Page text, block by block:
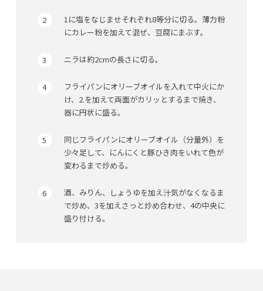
1に塩をなじませそれぞれ8等分に切る。薄力粉
にカレー粉を加えて混ぜ、豆腐にまぶす。
ニラは約2cmの長さに切る。
フライパンにオリーブオイルを入れて中火にか
け、2.を加えて両面がカリッとするまで焼き、
器に円状に盛る。
同じフライパンにオリーブオイル（分量外）を
少々足して、にんにくと豚ひき肉をいれて色が
変わるまで炒める。
酒、みりん、しょうゆを加え汁気がなくなるま
で炒め、3を加えさっと炒め合わせ、4の中央に
盛り付ける。